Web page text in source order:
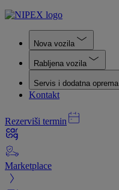
Nova vozila
Rabljena vozila
Servis i dodatna oprema
Kontakt
Rezerviši termin
Marketplace